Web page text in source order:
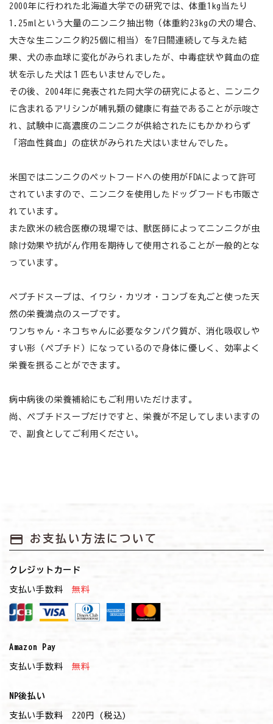
ご相談室
プライバシーポリシー
0120-40-1387
2000年に行われた北海道大学での研究では、体重1kg当たり
1.25mlという大量のニンニク抽出物（体重約23kgの犬の場合、
大きな生ニンニク約25個に相当）を7日間連続して与えた結
果、犬の赤血球に変化がみられましたが、中毒症状や貧血の症
状を示した犬は１匹もいませんでした。
その後、2004年に発表された同大学の研究によると、ニンニク
に含まれるアリシンが哺乳類の健康に有益であることが示唆さ
れ、試験中に高濃度のニンニクが供給されたにもかかわらず
「溶血性貧血」の症状がみられた犬はいませんでした。
米国ではニンニクのペットフードへの使用がFDAによって許可
されていますので、ニンニクを使用したドッグフードも市販さ
れています。
また欧米の統合医療の現場では、獣医師によってニンニクが虫
除け効果や抗がん作用を期待して使用されることが一般的とな
っています。
ペプチドスープは、イワシ・カツオ・コンブを丸ごと使った天
然の栄養満点のスープです。
ワンちゃん・ネコちゃんに必要なタンパク質が、消化吸収しや
すい形（ペプチド）になっているので身体に優しく、効率よく
栄養を摂ることができます。
病中病後の栄養補給にもご利用いただけます。
尚、ペプチドスープだけですと、栄養が不足してしまいますの
で、副食としてご利用ください。
payment お支払い方法について
クレジットカード
支払い手数料 無料
Amazon Pay
支払い手数料 無料
NP後払い
支払い手数料 220円 (税込)